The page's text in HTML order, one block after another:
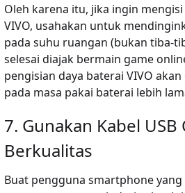
Oleh karena itu, jika ingin
VIVO, usahakan untuk
pada suhu ruangan (bukan tiba-
selesai diajak bermain game
pengisian daya baterai VIVO
pada masa pakai baterai lebih
7. Gunakan Kabel
Berkualitas
Buat pengguna smartphone yang